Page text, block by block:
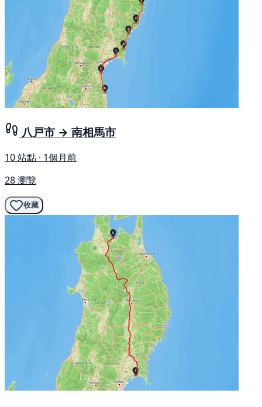
八戸市 → 南相馬市
10 站點 · 1個月前
28 瀏覽
收藏